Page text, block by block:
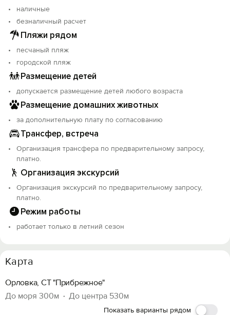
наличные
безналичный расчет
Пляжи рядом
песчаный пляж
городской пляж
Размещение детей
допускается размещение детей любого возраста
Размещение домашних животных
за дополнительную плату по согласованию
Трансфер, встреча
Организация трансфера по предварительному запросу,
платно.
Организация экскурсий
Организация экскурсий по предварительному запросу,
платно.
Режим работы
работает только в летний сезон
Карта
Орловка, СТ "Прибрежное"
До моря 300м
До центра 530м
Показать варианты рядом